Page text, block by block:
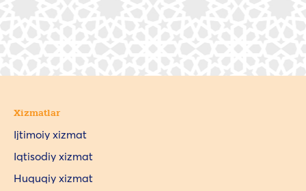
Xizmatlar
Ijtimoiy xizmat
Iqtisodiy xizmat
Huquqiy xizmat